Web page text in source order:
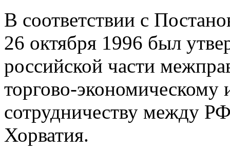
В соответствии с
26 октября 1996 был
российской части
торгово-экономическому
сотрудничеству между
Хорватия.